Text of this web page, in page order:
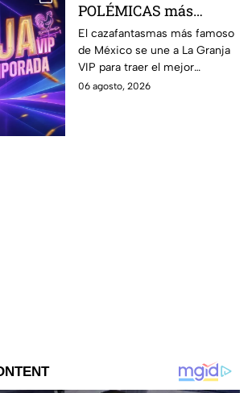
POLÉMICAS más
fuertes que ha tenido
Carlos Trejo, el primer
granjero de La Granja
VIP Segunda
El cazafantasmas más famoso
de México se une a La Granja
VIP para traer el mejor
contenido, pero antes de
06 agosto, 2026